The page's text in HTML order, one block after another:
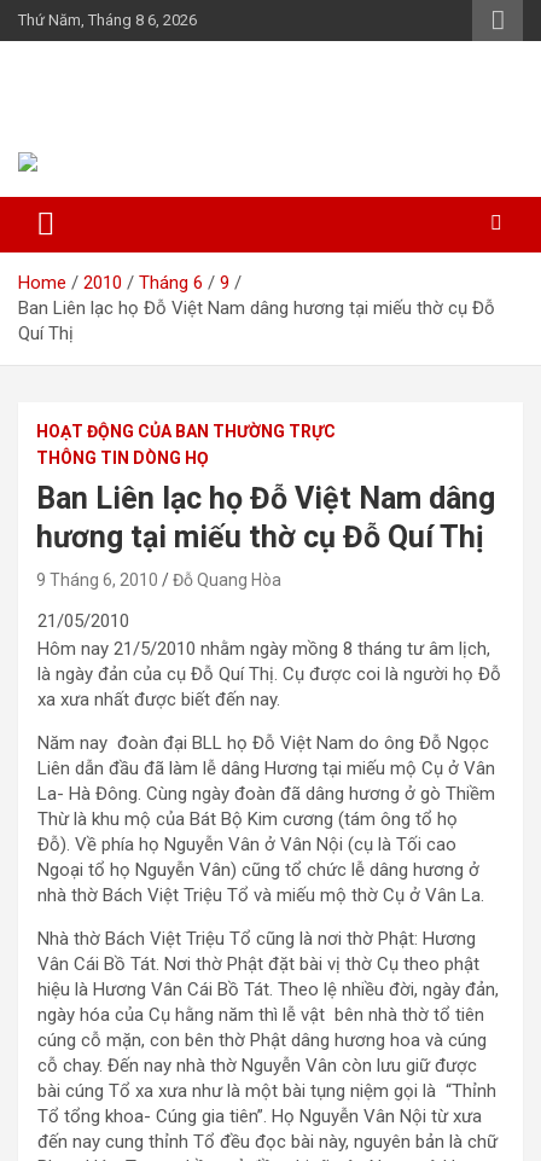
Skip
to
Thứ Năm, Tháng 8 6, 2026
Home 2010 Tháng 6
9
Ban Liên lạc họ Đỗ Việt Nam dâng hương tại miếu thờ cụ Đỗ
Quí Thị
HOẠT ĐỘNG CỦA BAN THƯỜNG TRỰC
THÔNG TIN DÒNG HỌ
Ban Liên lạc họ Đỗ Việt Nam dâng
hương tại miếu thờ cụ Đỗ Quí Thị
9 Tháng 6, 2010 Đỗ Quang Hòa
21/05/2010
Hôm nay 21/5/2010 nhằm ngày mồng 8 tháng tư âm lịch,
là ngày đản của cụ Đỗ Quí Thị. Cụ được coi là người họ Đỗ
xa xưa nhất được biết đến nay.
Năm nay đoàn đại BLL họ Đỗ Việt Nam do ông Đỗ Ngọc
Liên dẫn đầu đã làm lễ dâng Hương tại miếu mộ Cụ ở Vân
La- Hà Đông. Cùng ngày đoàn đã dâng hương ở gò Thiềm
Thừ là khu mộ của Bát Bộ Kim cương (tám ông tổ họ
Đỗ). Về phía họ Nguyễn Vân ở Vân Nội (cụ là Tối cao
Ngoại tổ họ Nguyễn Vân) cũng tổ chức lễ dâng hương ở
nhà thờ Bách Việt Triệu Tổ và miếu mộ thờ Cụ ở Vân La.
Nhà thờ Bách Việt Triệu Tổ cũng là nơi thờ Phật: Hương
Vân Cái Bồ Tát. Nơi thờ Phật đặt bài vị thờ Cụ theo phật
hiệu là Hương Vân Cái Bồ Tát. Theo lệ nhiều đời, ngày đản,
ngày hóa của Cụ hằng năm thì lễ vật bên nhà thờ tổ tiên
cúng cỗ mặn, con bên thờ Phật dâng hương hoa và cúng
cỗ chay. Đến nay nhà thờ Nguyễn Vân còn lưu giữ được
bài cúng Tổ xa xưa như là một bài tụng niệm gọi là “Thỉnh
Tổ tổng khoa- Cúng gia tiên”. Họ Nguyễn Vân Nội từ xưa
đến nay cung thỉnh Tổ đều đọc bài này, nguyên bản là chữ